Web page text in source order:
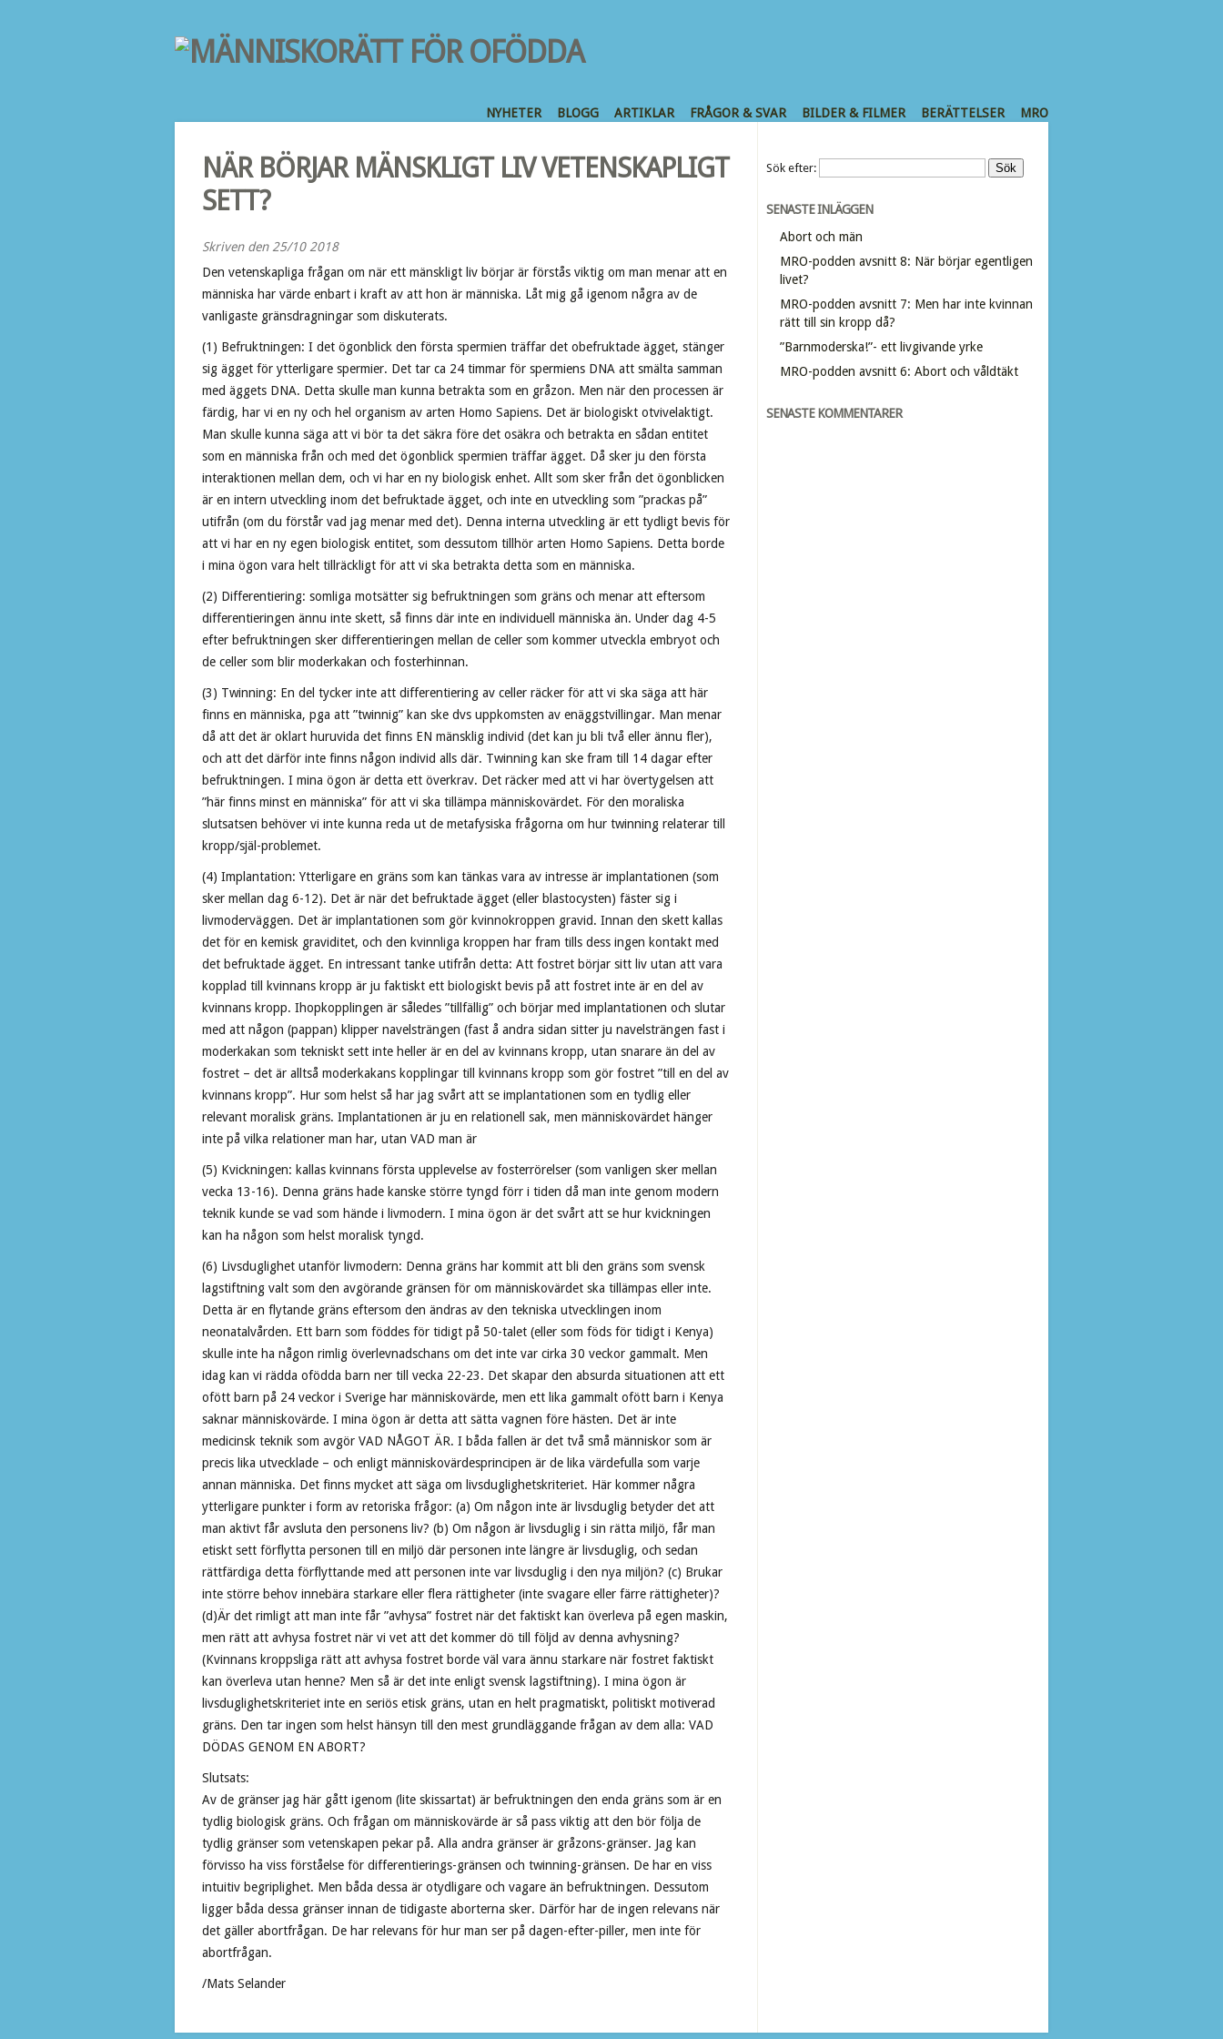
NYHETER BLOGG ARTIKLAR FRÅGOR & SVAR BILDER & FILMER BERÄTTELSER MRO
NÄR BÖRJAR MÄNSKLIGT LIV VETENSKAPLIGT
SETT?
Skriven den 25/10 2018
Den vetenskapliga frågan om när ett mänskligt liv börjar är förstås viktig om man menar att en
människa har värde enbart i kraft av att hon är människa. Låt mig gå igenom några av de
vanligaste gränsdragningar som diskuterats.
(1) Befruktningen: I det ögonblick den första spermien träffar det obefruktade ägget, stänger
sig ägget för ytterligare spermier. Det tar ca 24 timmar för spermiens DNA att smälta samman
med äggets DNA. Detta skulle man kunna betrakta som en gråzon. Men när den processen är
färdig, har vi en ny och hel organism av arten Homo Sapiens. Det är biologiskt otvivelaktigt.
Man skulle kunna säga att vi bör ta det säkra före det osäkra och betrakta en sådan entitet
som en människa från och med det ögonblick spermien träffar ägget. Då sker ju den första
interaktionen mellan dem, och vi har en ny biologisk enhet. Allt som sker från det ögonblicken
är en intern utveckling inom det befruktade ägget, och inte en utveckling som ”prackas på”
utifrån (om du förstår vad jag menar med det). Denna interna utveckling är ett tydligt bevis för
att vi har en ny egen biologisk entitet, som dessutom tillhör arten Homo Sapiens. Detta borde
i mina ögon vara helt tillräckligt för att vi ska betrakta detta som en människa.
(2) Differentiering: somliga motsätter sig befruktningen som gräns och menar att eftersom
differentieringen ännu inte skett, så finns där inte en individuell människa än. Under dag 4-5
efter befruktningen sker differentieringen mellan de celler som kommer utveckla embryot och
de celler som blir moderkakan och fosterhinnan.
(3) Twinning: En del tycker inte att differentiering av celler räcker för att vi ska säga att här
finns en människa, pga att ”twinnig” kan ske dvs uppkomsten av enäggstvillingar. Man menar
då att det är oklart huruvida det finns EN mänsklig individ (det kan ju bli två eller ännu fler),
och att det därför inte finns någon individ alls där. Twinning kan ske fram till 14 dagar efter
befruktningen. I mina ögon är detta ett överkrav. Det räcker med att vi har övertygelsen att
”här finns minst en människa” för att vi ska tillämpa människovärdet. För den moraliska
slutsatsen behöver vi inte kunna reda ut de metafysiska frågorna om hur twinning relaterar till
kropp/själ-problemet.
(4) Implantation: Ytterligare en gräns som kan tänkas vara av intresse är implantationen (som
sker mellan dag 6-12). Det är när det befruktade ägget (eller blastocysten) fäster sig i
livmoderväggen. Det är implantationen som gör kvinnokroppen gravid. Innan den skett kallas
det för en kemisk graviditet, och den kvinnliga kroppen har fram tills dess ingen kontakt med
det befruktade ägget. En intressant tanke utifrån detta: Att fostret börjar sitt liv utan att vara
kopplad till kvinnans kropp är ju faktiskt ett biologiskt bevis på att fostret inte är en del av
kvinnans kropp. Ihopkopplingen är således ”tillfällig” och börjar med implantationen och slutar
med att någon (pappan) klipper navelsträngen (fast å andra sidan sitter ju navelsträngen fast i
moderkakan som tekniskt sett inte heller är en del av kvinnans kropp, utan snarare än del av
fostret – det är alltså moderkakans kopplingar till kvinnans kropp som gör fostret ”till en del av
kvinnans kropp”. Hur som helst så har jag svårt att se implantationen som en tydlig eller
relevant moralisk gräns. Implantationen är ju en relationell sak, men människovärdet hänger
inte på vilka relationer man har, utan VAD man är
(5) Kvickningen: kallas kvinnans första upplevelse av fosterrörelser (som vanligen sker mellan
vecka 13-16). Denna gräns hade kanske större tyngd förr i tiden då man inte genom modern
teknik kunde se vad som hände i livmodern. I mina ögon är det svårt att se hur kvickningen
kan ha någon som helst moralisk tyngd.
(6) Livsduglighet utanför livmodern: Denna gräns har kommit att bli den gräns som svensk
lagstiftning valt som den avgörande gränsen för om människovärdet ska tillämpas eller inte.
Detta är en flytande gräns eftersom den ändras av den tekniska utvecklingen inom
neonatalvården. Ett barn som föddes för tidigt på 50-talet (eller som föds för tidigt i Kenya)
skulle inte ha någon rimlig överlevnadschans om det inte var cirka 30 veckor gammalt. Men
idag kan vi rädda ofödda barn ner till vecka 22-23. Det skapar den absurda situationen att ett
ofött barn på 24 veckor i Sverige har människovärde, men ett lika gammalt ofött barn i Kenya
saknar människovärde. I mina ögon är detta att sätta vagnen före hästen. Det är inte
medicinsk teknik som avgör VAD NÅGOT ÄR. I båda fallen är det två små människor som är
precis lika utvecklade – och enligt människovärdesprincipen är de lika värdefulla som varje
annan människa. Det finns mycket att säga om livsduglighetskriteriet. Här kommer några
ytterligare punkter i form av retoriska frågor: (a) Om någon inte är livsduglig betyder det att
man aktivt får avsluta den personens liv? (b) Om någon är livsduglig i sin rätta miljö, får man
etiskt sett förflytta personen till en miljö där personen inte längre är livsduglig, och sedan
rättfärdiga detta förflyttande med att personen inte var livsduglig i den nya miljön? (c) Brukar
inte större behov innebära starkare eller flera rättigheter (inte svagare eller färre rättigheter)?
(d)Är det rimligt att man inte får ”avhysa” fostret när det faktiskt kan överleva på egen maskin,
men rätt att avhysa fostret när vi vet att det kommer dö till följd av denna avhysning?
(Kvinnans kroppsliga rätt att avhysa fostret borde väl vara ännu starkare när fostret faktiskt
kan överleva utan henne? Men så är det inte enligt svensk lagstiftning). I mina ögon är
livsduglighetskriteriet inte en seriös etisk gräns, utan en helt pragmatiskt, politiskt motiverad
gräns. Den tar ingen som helst hänsyn till den mest grundläggande frågan av dem alla: VAD
DÖDAS GENOM EN ABORT?
Slutsats:
Av de gränser jag här gått igenom (lite skissartat) är befruktningen den enda gräns som är en
tydlig biologisk gräns. Och frågan om människovärde är så pass viktig att den bör följa de
tydlig gränser som vetenskapen pekar på. Alla andra gränser är gråzons-gränser. Jag kan
förvisso ha viss förståelse för differentierings-gränsen och twinning-gränsen. De har en viss
intuitiv begriplighet. Men båda dessa är otydligare och vagare än befruktningen. Dessutom
ligger båda dessa gränser innan de tidigaste aborterna sker. Därför har de ingen relevans när
det gäller abortfrågan. De har relevans för hur man ser på dagen-efter-piller, men inte för
abortfrågan.
/Mats Selander
Sök efter:
SENASTE INLÄGGEN
Abort och män
MRO-podden avsnitt 8: När börjar egentligen
livet?
MRO-podden avsnitt 7: Men har inte kvinnan
rätt till sin kropp då?
”Barnmoderska!”- ett livgivande yrke
MRO-podden avsnitt 6: Abort och våldtäkt
SENASTE KOMMENTARER